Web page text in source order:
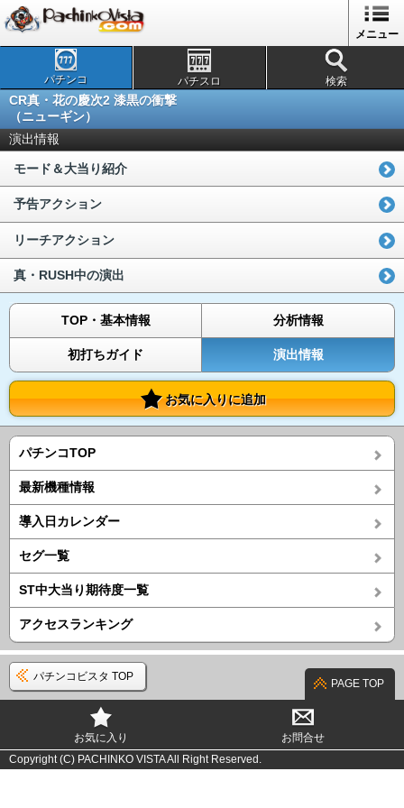
メニュー
パチンコ パチスロ 検索
CR真・花の慶次2 漆黒の衝撃
（ニューギン）
演出情報
モード＆大当り紹介
予告アクション
リーチアクション
真・RUSH中の演出
TOP・基本情報 分析情報
初打ちガイド 演出情報
お気に入りに追加
パチンコTOP
最新機種情報
導入日カレンダー
セグ一覧
ST中大当り期待度一覧
アクセスランキング
パチンコビスタ TOP
PAGE TOP
お気に入り
お問合せ
Copyright (C) PACHINKO VISTA All Right Reserved.